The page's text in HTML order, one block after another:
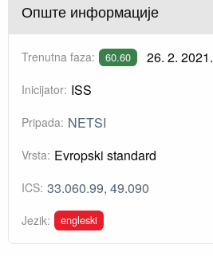
Опште информације
Trenutna faza: 60.60 26. 2. 2021.
Inicijator: ISS
Pripada: NETSI
Vrsta: Evropski standard
ICS: 33.060.99, 49.090
Jezik: engleski